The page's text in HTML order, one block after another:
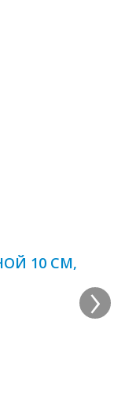
10 СМ,
›